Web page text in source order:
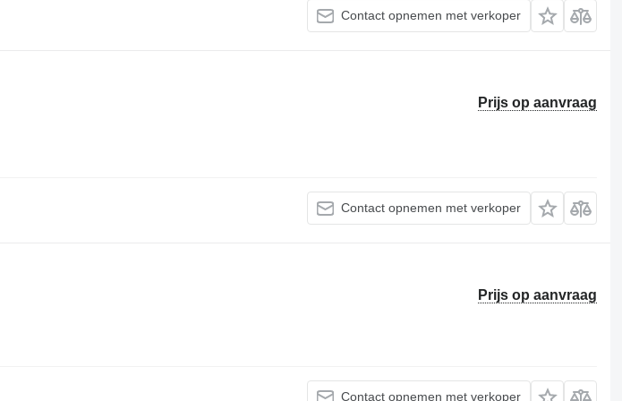
Contact opnemen met verkoper
Prijs op aanvraag
Contact opnemen met verkoper
Prijs op aanvraag
Contact opnemen met verkoper